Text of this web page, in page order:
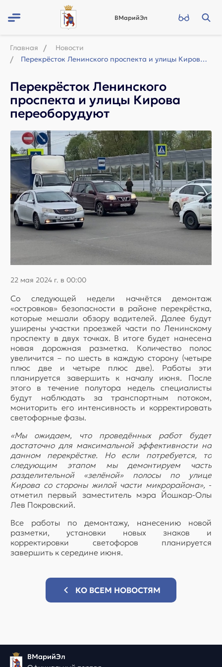
ВМарийЭл
Главная
Новости
Перекрёсток Ленинского проспекта и улицы Кирова переоборудуют
Перекрёсток Ленинского
проспекта и улицы Кирова
переоборудуют
22 мая 2024 г. в 00:00
Со следующей недели начнётся демонтаж
«островков» безопасности в районе перекрёстка,
которые мешали обзору водителей. Далее будут
уширены участки проезжей части по Ленинскому
проспекту в двух точках. В итоге будет нанесена
новая дорожная разметка. Количество полос
увеличится – по шесть в каждую сторону (четыре
плюс две и четыре плюс две). Работы эти
планируется завершить к началу июня. После
этого в течение полутора недель специалисты
будут наблюдать за транспортным потоком,
мониторить его интенсивность и корректировать
светофорные фазы.
«Мы ожидаем, что проведённых работ будет
достаточно для максимальной эффективности на
данном перекрёстке. Но если потребуется, то
следующим этапом мы демонтируем часть
разделительной «зелёной» полосы по улице
Кирова со стороны жилой части микрорайона», -
отметил первый заместитель мэра Йошкар-Олы
Лев Покровский.
Все работы по демонтажу, нанесению новой
разметки, установки новых знаков и
корректировки светофоров планируется
завершить к середине июня.
КО ВСЕМ НОВОСТЯМ
ВМарийЭл